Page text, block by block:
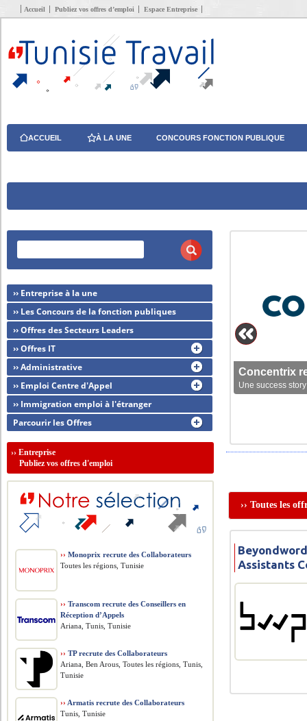
Accueil Publiez vos offres d’emploi Espace Entreprise
ACCUEIL À LA UNE CONCOURS FONCTION PUBLIQUE
Concentrix
Une success
›› Toutes les
Assistants
›› Entreprise à la une
›› Les Concours de la fonction publiques
›› Offres des Secteurs Leaders
›› Offres IT
›› Administrative
›› Emploi Centre d'Appel
›› Immigration emploi à l'étranger
Parcourir les Offres
››Entreprise
Publiez vos offres d'emploi
›› Monoprix recrute des Collaborateurs
Toutes les régions, Tunisie
›› Transcom recrute des Conseillers en
Réception d’Appels
Ariana, Tunis, Tunisie
›› TP recrute des Collaborateurs
Ariana, Ben Arous, Toutes les régions, Tunis,
Tunisie
›› Armatis recrute des Collaborateurs
Tunis, Tunisie